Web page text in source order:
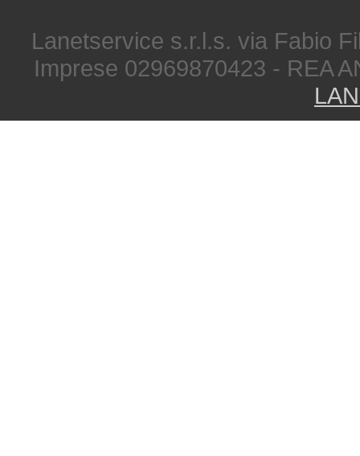
Lanetservice s.r.l.s. via Fabio
Imprese 02969870423 - REA